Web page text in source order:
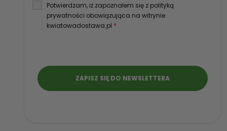
Potwierdzam, iż zapoznałem się z polityką
prywatności obowiązująca na witrynie
kwiatowadostawa.pl *